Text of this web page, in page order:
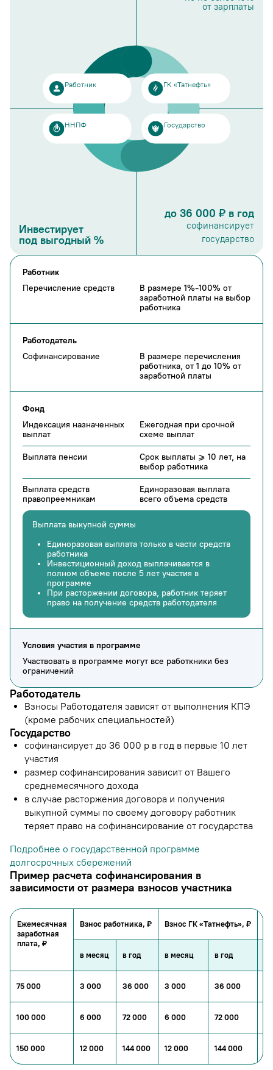
от зарплаты
Работник ГК «Татнефть»
ННПФ Государство
Инвестирует
под выгодный %
до 36 000 ₽ в год
софинансирует
государство
Работник
Перечисление средств
В размере 1%-100% от
заработной платы на выбор
работника
Работодатель
Софинансирование
В размере перечисления
работника, от 1 до 10% от
заработной платы
Фонд
Индексация назначенных
выплат
Ежегодная при срочной
схеме выплат
Выплата пенсии
Срок выплаты ⩾ 10 лет, на
выбор работника
Выплата средств
правопреемникам
Единоразовая выплата
всего объема средств
Выплата выкупной суммы
Единоразовая выплата только в части средств
работника
Инвестиционный доход выплачивается в
полном объеме после 5 лет участия в
программе
При расторжении договора, работник теряет
право на получение средств работодателя
Условия участия в программе
Участвовать в программе могут все работкники без
ограничений
Работодатель
Взносы Работодателя зависят от выполнения КПЭ
(кроме рабочих специальностей)
Государство
софинансирует до 36 000 р в год в первые 10 лет
участия
размер софинансирования зависит от Вашего
среднемесячного дохода
в случае расторжения договора и получения
выкупной суммы по своему договору работник
теряет право на софинансирование от государства
Подробнее о государственной программе
долгосрочных сбережений
Пример расчета софинансирования в
зависимости от размера взносов участника
Ежемесячная
заработная
плата, ₽
Взнос работника, ₽ Взнос ГК «Татнефть», ₽
в месяц в год в месяц в год
75 000 3 000 36 000 3 000 36 000
100 000 6 000 72 000 6 000 72 000
150 000 12 000 144 000 12 000 144 000